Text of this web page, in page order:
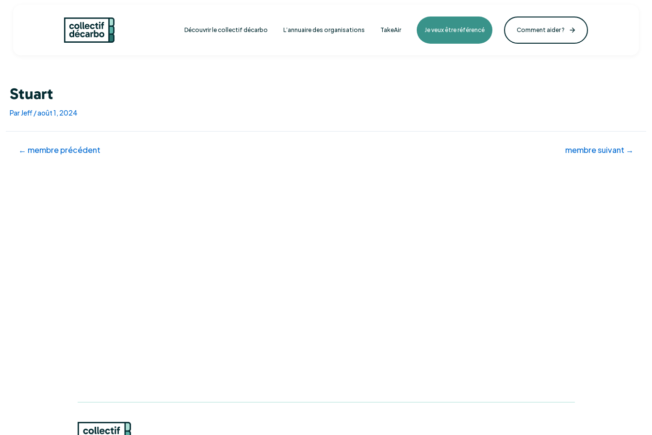
Découvrir le collectif décarbo L’annuaire des organisations TakeAir Je veux être référencé Comment aider ?
Stuart
ParJeff/août 1, 2024
← membre précédent membre suivant →